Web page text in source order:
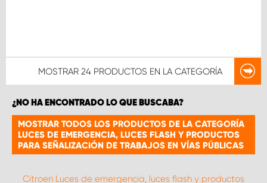
MOSTRAR 24 PRODUCTOS EN LA CATEGORÍA
¿NO HA ENCONTRADO LO QUE BUSCABA?
MOSTRAR TODOS LOS PRODUCTOS DE LA CATEGORÍA
LUCES DE EMERGENCIA, LUCES FLASH Y PRODUCTOS
PARA SEÑALIZACIÓN DE TRABAJOS EN VÍAS PÚBLICAS
Citroen Luces de emergencia, luces flash y productos